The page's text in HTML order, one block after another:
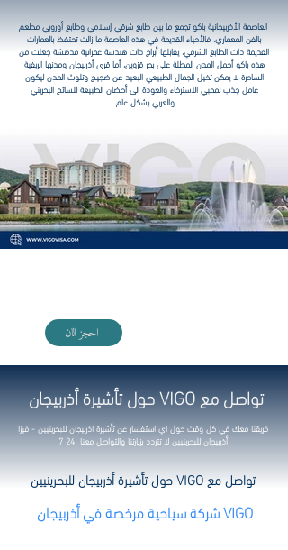
العاصمة الأذربيجانية باكو تجمع ما بين طابع شرقي إسلامي وطابع أوروبي مطعم
بالفن المعماري، فالأحياء القديمة في هذه العاصمة ما زالت تحتفظ بالعمارات
القديمة ذات الطابع الشرقي، يقابلها أبراج ذات هندسة عمرانية مدهشة جعلت من
هذه باكو أجمل المدن المطلة على بحر قزوين، أما قرى أذربيجان ومدنها الريفية
الساحرة لا يمكن تخيل الجمال الطبيعي البعيد عن ضجيج وتلوث المدن ليكون
عامل جذب لمحبي الاسترخاء والعودة الى أحضان الطبيعة للسائح البحريني
والعربي بشكل عام.
احجز الان
تواصل مع VIGO حول تأشيرة أذربيجان
فريقنا معك في كل وقت حول اي استفسار عن تأشيرة اذربيجانللبحرينيين- فيزا
أذربيجانللبحرينيينلا تتردد بزيارتنا والتواصل معنا 24 7
تواصل مع VIGO حول تأشيرة أذربيجان للبحرينيين
VIGO شركة سياحية مرخصة في أذربيجان